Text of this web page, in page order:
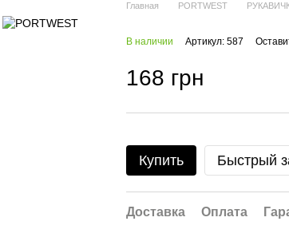
Главная PORTWEST
В наличии Артикул: 587
168 грн
Купить Быстрый
Доставка Оплата